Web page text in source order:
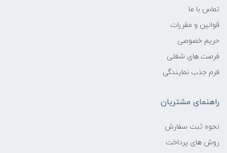
تماس با ما
قوانین و مقررات
حریم خصوصی
فرصت های شغلی
فرم جذب نمایندگی
راهنمای مشتریان
نحوه ثبت سفارش
روش های پرداخت